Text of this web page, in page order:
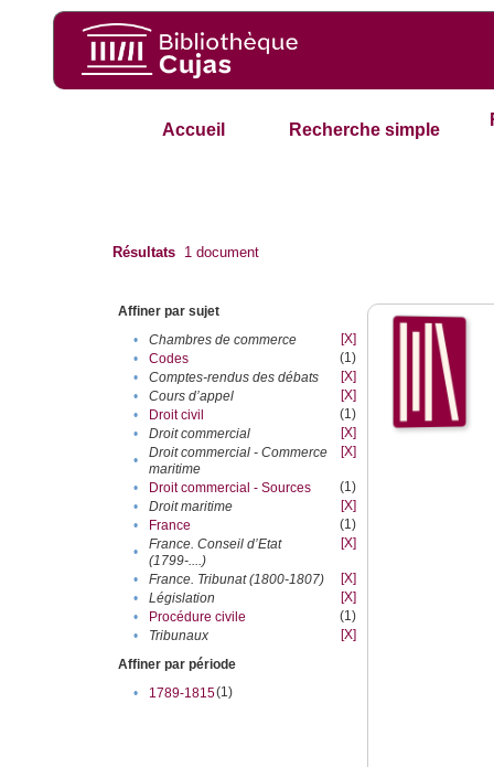
Accueil Recherche simple
Résultats 1 document
Affiner par sujet
•
Chambres de commerce
[X]
•
Codes
(1)
•
Comptes-rendus des débats
[X]
•
Cours d’appel
[X]
•
Droit civil
(1)
•
Droit commercial
[X]
•
Droit commercial - Commerce
maritime
[X]
• Droit commercial - Sources
(1)
•
Droit maritime
[X]
•
France
(1)
•
France. Conseil d’Etat
(1799-....)
[X]
• France. Tribunat (1800-1807)
[X]
•
Législation
[X]
•
Procédure civile
(1)
•
Tribunaux
[X]
Affiner par période
•
1789-1815(1)